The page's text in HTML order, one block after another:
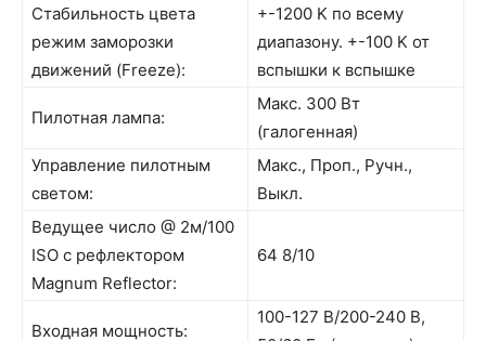
Стабильность цвета
режим заморозки
движений (Freeze):
+-1200 K по всему
диапазону. +-100 K от
вспышки к вспышке
Пилотная лампа:
Макс. 300 Вт
(галогенная)
Управление пилотным
светом:
Макс., Проп., Ручн.,
Выкл.
Ведущее число @ 2м/100
ISO с рефлектором
Magnum Reflector:
64 8/10
Входная мощность:
100-127 В/200-240 В,